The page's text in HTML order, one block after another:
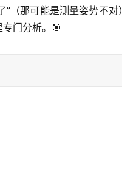
（那可能是测量姿势不对
门分析。🎯